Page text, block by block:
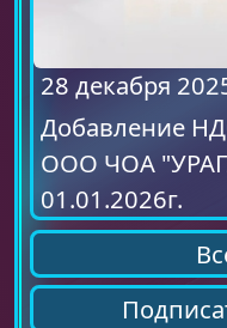
28 декабря
Добавление
ООО ЧОА
01.01.2026г.